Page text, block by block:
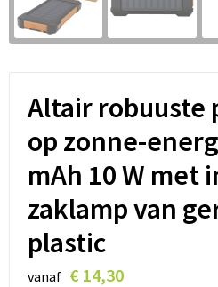
Lanyards
Miniboxen
Momenten
Paraplu's
Persoonlijke verzorging
Reisbenodigdheden
Peuters en Baby's
Altair robuuste
op zonne-
mAh 10 W met
zaklamp van
plastic
vanaf € 14,30